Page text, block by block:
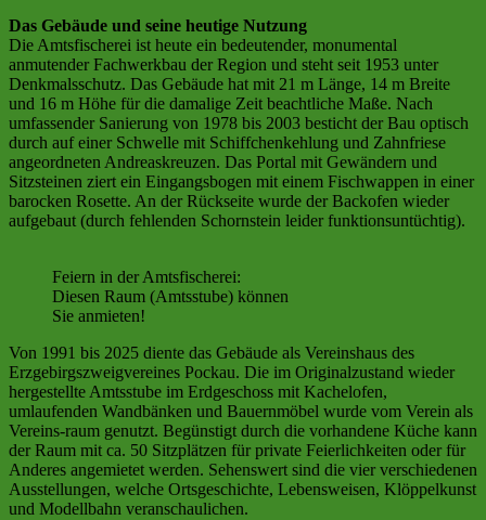
Das Gebäude und seine heutige Nutzung
Die Amtsfischerei ist heute ein bedeutender, monumental
anmutender Fachwerkbau der Region und steht seit 1953 unter
Denkmalsschutz. Das Gebäude hat mit 21 m Länge, 14 m Breite
und 16 m Höhe für die damalige Zeit beachtliche Maße. Nach
umfassender Sanierung von 1978 bis 2003 besticht der Bau optisch
durch auf einer Schwelle mit Schiffchenkehlung und Zahnfriese
angeordneten Andreaskreuzen. Das Portal mit Gewändern und
Sitzsteinen ziert ein Eingangsbogen mit einem Fischwappen in einer
barocken Rosette. An der Rückseite wurde der Backofen wieder
aufgebaut (durch fehlenden Schornstein leider funktionsuntüchtig).
Feiern in der Amtsfischerei:
Diesen Raum (Amtsstube) können
Sie anmieten!
Von 1991 bis 2025 diente das Gebäude als Vereinshaus des
Erzgebirgszweigvereines Pockau. Die im Originalzustand wieder
hergestellte Amtsstube im Erdgeschoss mit Kachelofen,
umlaufenden Wandbänken und Bauernmöbel wurde vom Verein als
Vereins-raum genutzt. Begünstigt durch die vorhandene Küche kann
der Raum mit ca. 50 Sitzplätzen für private Feierlichkeiten oder für
Anderes angemietet werden. Sehenswert sind die vier verschiedenen
Ausstellungen, welche Ortsgeschichte, Lebensweisen, Klöppelkunst
und Modellbahn veranschaulichen.